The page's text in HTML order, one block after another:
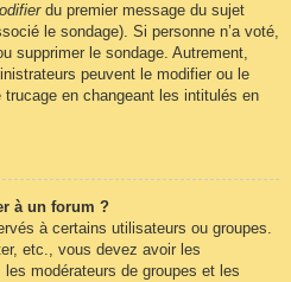
du premier message du sujet
le sondage). Si personne n’a voté,
supprimer le sondage. Autrement,
peuvent le modifier ou le
en changeant les intitulés en
à un forum ?
à certains utilisateurs ou groupes.
etc., vous devez avoir les
modérateurs de groupes et les